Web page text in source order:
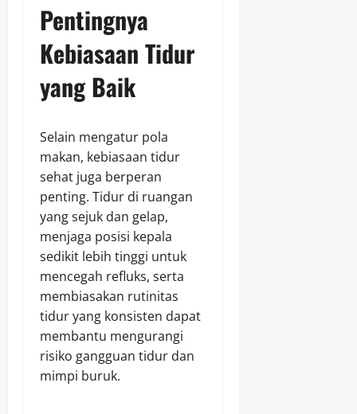
Pentingnya
Kebiasaan Tidur
yang Baik
Selain mengatur pola
makan, kebiasaan tidur
sehat juga berperan
penting. Tidur di ruangan
yang sejuk dan gelap,
menjaga posisi kepala
sedikit lebih tinggi untuk
mencegah refluks, serta
membiasakan rutinitas
tidur yang konsisten dapat
membantu mengurangi
risiko gangguan tidur dan
mimpi buruk.